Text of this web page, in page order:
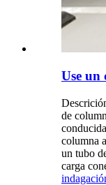
Use un
de
columna
un tubo
carga